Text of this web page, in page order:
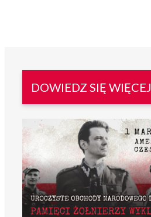
DOWIEDZ SIĘ WIĘCEJ